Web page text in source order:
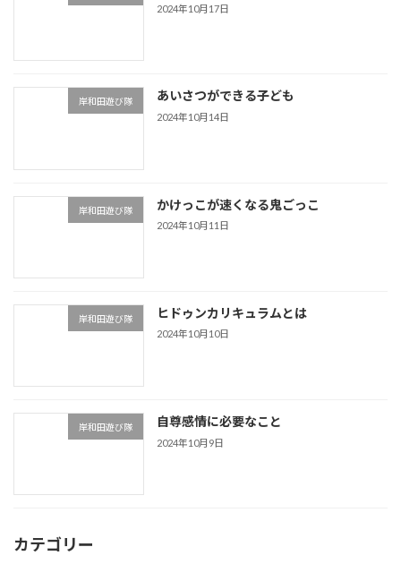
2024年10月17日
岸和田遊び隊 あいさつができる子ども
2024年10月14日
岸和田遊び隊 かけっこが速くなる鬼ごっこ
2024年10月11日
岸和田遊び隊 ヒドゥンカリキュラムとは
2024年10月10日
岸和田遊び隊 自尊感情に必要なこと
2024年10月9日
カテゴリー